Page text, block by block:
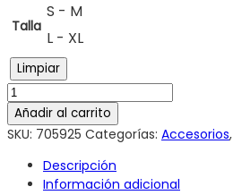
Talla
S - M
L - XL
Limpiar
Añadir al carrito
SKU: 705925 Categorías: Accesorios,
Descripción
Información adicional